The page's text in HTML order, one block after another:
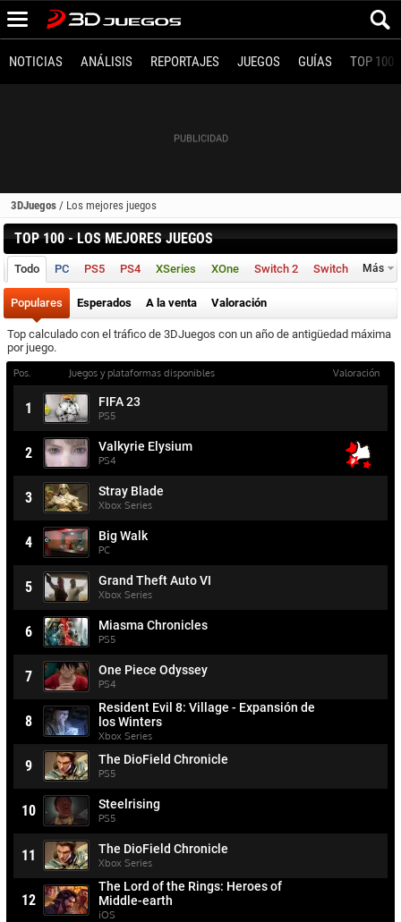
NOTICIAS ANÁLISIS REPORTAJES JUEGOS GUÍAS TOP 100
3DJuegos / Los mejores juegos
TOP 100 - LOS MEJORES JUEGOS
Todo PC PS5 PS4 XSeries XOne Switch 2 Switch Más
Populares Esperados A la venta Valoración
Top calculado con el tráfico de 3DJuegos con un año de antigüedad máxima
por juego.
Pos. Juegos y plataformas disponibles Valoración
1 FIFA 23
PS5
2 Valkyrie Elysium
PS4
3 Stray Blade
Xbox Series
4 Big Walk
PC
5 Grand Theft Auto VI
Xbox Series
6 Miasma Chronicles
PS5
7 One Piece Odyssey
PS4
8
Resident Evil 8: Village - Expansión de
los Winters
Xbox Series
9 The DioField Chronicle
PS5
10 Steelrising
PS5
11 The DioField Chronicle
Xbox Series
12
The Lord of the Rings: Heroes of
Middle-earth
iOS